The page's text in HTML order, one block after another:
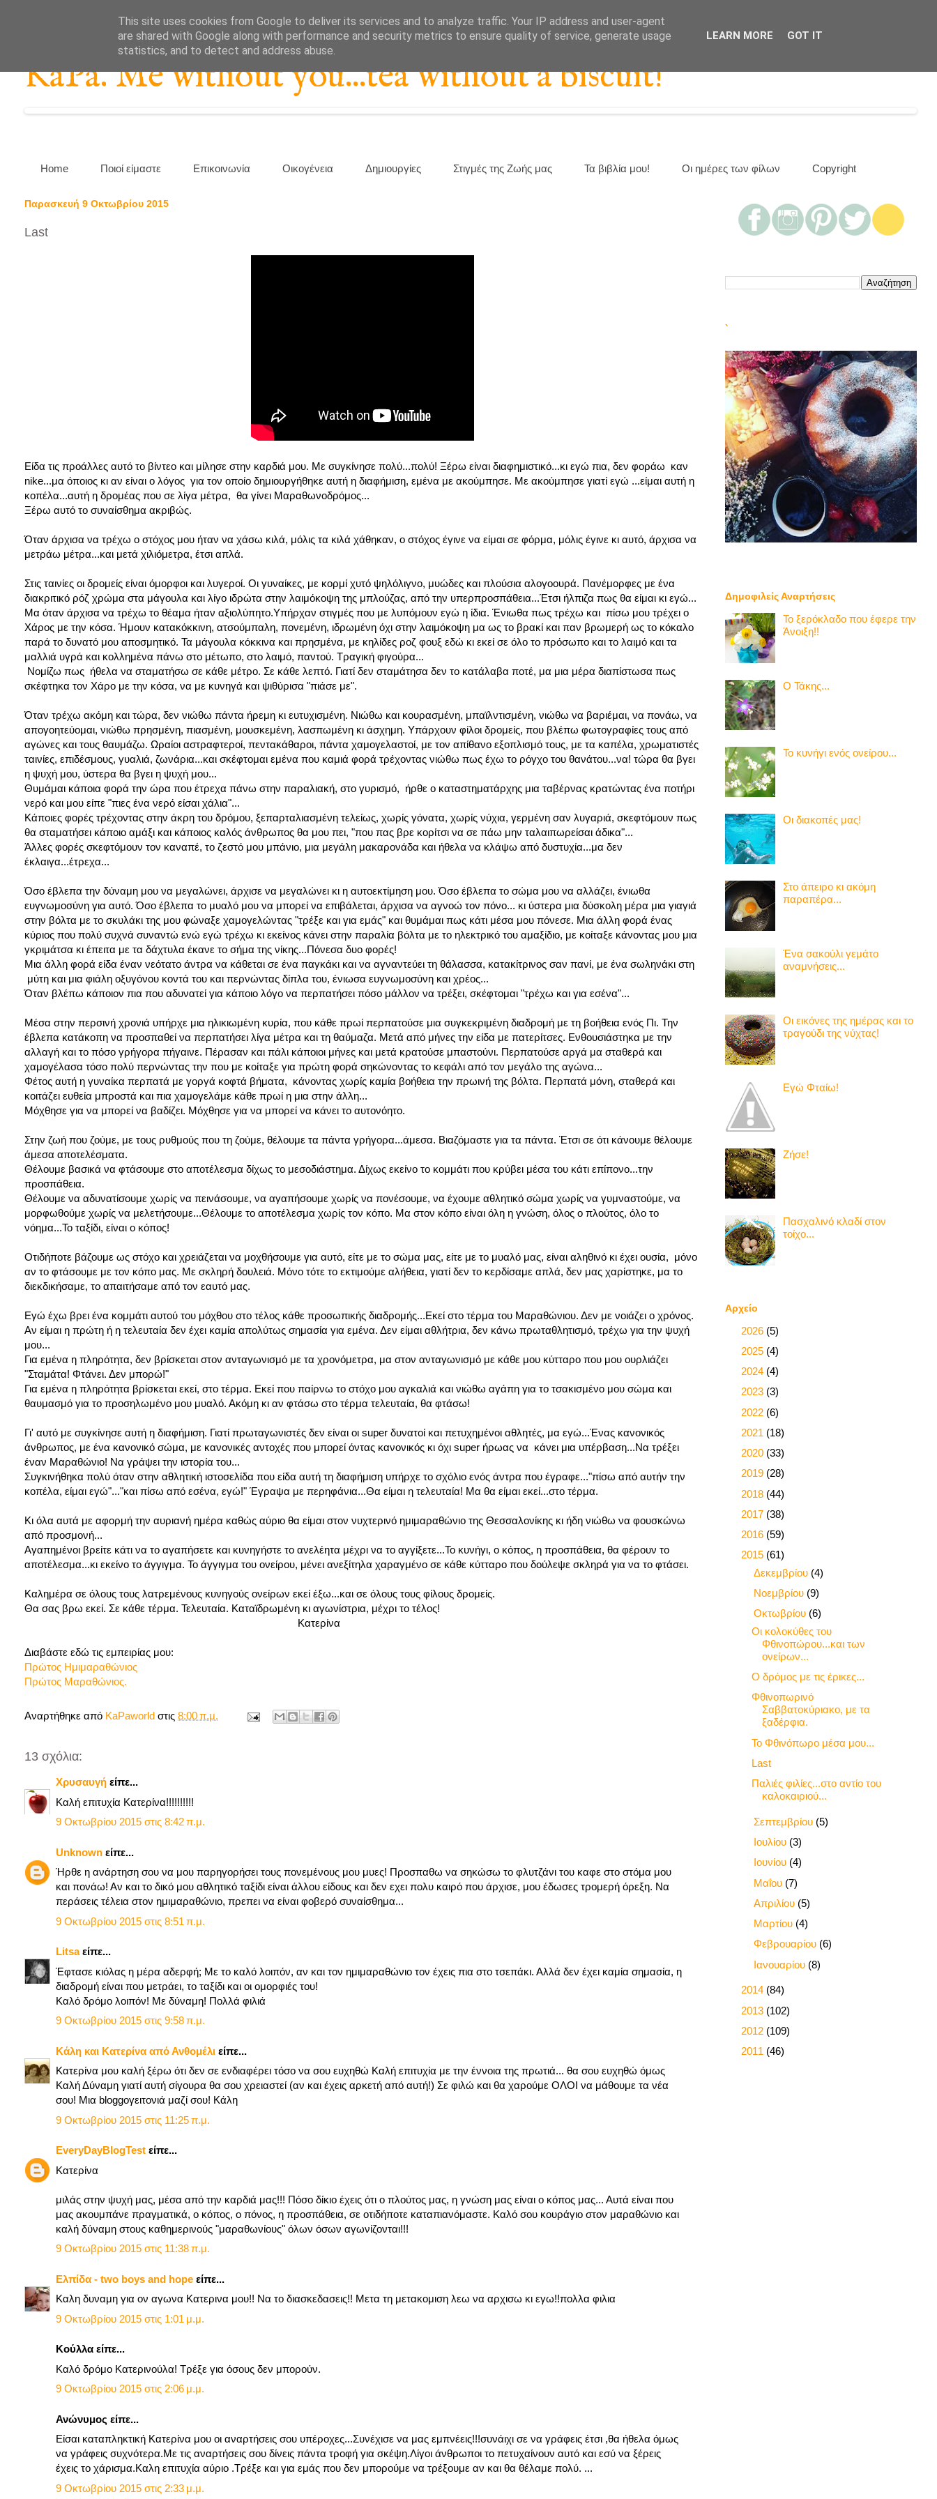
KaPa. Me without you...tea without a biscuit!
Home Ποιοί είμαστε Επικοινωνία Οικογένεια Δημιουργίες Στιγμές της Ζωής μας Τα βιβλία μου! Οι ημέρες των φίλων Copyright
Παρασκευή 9 Οκτωβρίου 2015
Last
Είδα τις προάλλες αυτό το βίντεο και μίλησε στην καρδιά μου. Με συγκίνησε πολύ...πολύ! Ξέρω είναι διαφημιστικό...κι εγώ πια, δεν φοράω καν
nike...μα όποιος κι αν είναι ο λόγος για τον οποίο δημιουργήθηκε αυτή η διαφήμιση, εμένα με ακούμπησε. Με ακούμπησε γιατί εγώ ...είμαι αυτή η
κοπέλα...αυτή η δρομέας που σε λίγα μέτρα, θα γίνει Μαραθωνοδρόμος...
Ξέρω αυτό το συναίσθημα ακριβώς.
Όταν άρχισα να τρέχω ο στόχος μου ήταν να χάσω κιλά, μόλις τα κιλά χάθηκαν, ο στόχος έγινε να είμαι σε φόρμα, μόλις έγινε κι αυτό, άρχισα να
μετράω μέτρα...και μετά χιλιόμετρα, έτσι απλά.
Στις ταινίες οι δρομείς είναι όμορφοι και λυγεροί. Οι γυναίκες, με κορμί χυτό ψηλόλιγνο, μυώδες και πλούσια αλογοουρά. Πανέμορφες με ένα
διακριτικό ρόζ χρώμα στα μάγουλα και λίγο ιδρώτα στην λαιμόκοψη της μπλούζας, από την υπερπροσπάθεια...Έτσι ήλπιζα πως θα είμαι κι εγώ...
Μα όταν άρχισα να τρέχω το θέαμα ήταν αξιολύπητο.Υπήρχαν στιγμές που με λυπόμουν εγώ η ίδια. Ένιωθα πως τρέχω και πίσω μου τρέχει ο
Χάρος με την κόσα. Ήμουν κατακόκκινη, ατσούμπαλη, πονεμένη, ιδρωμένη όχι στην λαιμόκοψη μα ως το βρακί και παν βρωμερή ως το κόκαλο
παρά το δυνατό μου αποσμητικό. Τα μάγουλα κόκκινα και πρησμένα, με κηλίδες ροζ φουξ εδώ κι εκεί σε όλο το πρόσωπο και το λαιμό και τα
μαλλιά υγρά και κολλημένα πάνω στο μέτωπο, στο λαιμό, παντού. Τραγική φιγούρα...
Νομίζω πως ήθελα να σταματήσω σε κάθε μέτρο. Σε κάθε λεπτό. Γιατί δεν σταμάτησα δεν το κατάλαβα ποτέ, μα μια μέρα διαπίστωσα πως
σκέφτηκα τον Χάρο με την κόσα, να με κυνηγά και ψιθύρισα "πιάσε με".
Όταν τρέχω ακόμη και τώρα, δεν νιώθω πάντα ήρεμη κι ευτυχισμένη. Νιώθω και κουρασμένη, μπαϊλντισμένη, νιώθω να βαριέμαι, να πονάω, να
απογοητεύομαι, νιώθω πρησμένη, πιασμένη, μουσκεμένη, λασπωμένη κι άσχημη. Υπάρχουν φίλοι δρομείς, που βλέπω φωτογραφίες τους από
αγώνες και τους θαυμάζω. Ωραίοι αστραφτεροί, πεντακάθαροι, πάντα χαμογελαστοί, με τον απίθανο εξοπλισμό τους, με τα καπέλα, χρωματιστές
ταινίες, επιδέσμους, γυαλιά, ζωνάρια...και σκέφτομαι εμένα που καμιά φορά τρέχοντας νιώθω πως έχω το ρόγχο του θανάτου...να! τώρα θα βγει
η ψυχή μου, ύστερα θα βγει η ψυχή μου...
Θυμάμαι κάποια φορά την ώρα που έτρεχα πάνω στην παραλιακή, στο γυρισμό, ήρθε ο καταστηματάρχης μια ταβέρνας κρατώντας ένα ποτήρι
νερό και μου είπε "πιες ένα νερό είσαι χάλια"...
Κάποιες φορές τρέχοντας στην άκρη του δρόμου, ξεπαρταλιασμένη τελείως, χωρίς γόνατα, χωρίς νύχια, γερμένη σαν λυγαριά, σκεφτόμουν πως
θα σταματήσει κάποιο αμάξι και κάποιος καλός άνθρωπος θα μου πει, "που πας βρε κορίτσι να σε πάω μην ταλαιπωρείσαι άδικα"...
Άλλες φορές σκεφτόμουν τον καναπέ, το ζεστό μου μπάνιο, μια μεγάλη μακαρονάδα και ήθελα να κλάψω από δυστυχία...μα δεν
έκλαιγα...έτρεχα...
Όσο έβλεπα την δύναμη μου να μεγαλώνει, άρχισε να μεγαλώνει κι η αυτοεκτίμηση μου. Όσο έβλεπα το σώμα μου να αλλάζει, ένιωθα
ευγνωμοσύνη για αυτό. Όσο έβλεπα το μυαλό μου να μπορεί να επιβάλεται, άρχισα να αγνοώ τον πόνο... κι ύστερα μια δύσκολη μέρα μια γιαγιά
στην βόλτα με το σκυλάκι της μου φώναξε χαμογελώντας "τρέξε και για εμάς" και θυμάμαι πως κάτι μέσα μου πόνεσε. Μια άλλη φορά ένας
κύριος που πολύ συχνά συναντώ ενώ εγώ τρέχω κι εκείνος κάνει στην παραλία βόλτα με το ηλεκτρικό του αμαξίδιο, με κοίταξε κάνοντας μου μια
γκριμάτσα κι έπειτα με τα δάχτυλα έκανε το σήμα της νίκης...Πόνεσα δυο φορές!
Μια άλλη φορά είδα έναν νεότατο άντρα να κάθεται σε ένα παγκάκι και να αγναντεύει τη θάλασσα, κατακίτρινος σαν πανί, με ένα σωληνάκι στη
μύτη και μια φιάλη οξυγόνου κοντά του και περνώντας δίπλα του, ένιωσα ευγνωμοσύνη και χρέος...
Όταν βλέπω κάποιον πια που αδυνατεί για κάποιο λόγο να περπατήσει πόσο μάλλον να τρέξει, σκέφτομαι "τρέχω και για εσένα"...
Μέσα στην περσινή χρονιά υπήρχε μια ηλικιωμένη κυρία, που κάθε πρωί περπατούσε μια συγκεκριμένη διαδρομή με τη βοήθεια ενός Πι. Την
έβλεπα κατάκοπη να προσπαθεί να περπατήσει λίγα μέτρα και τη θαύμαζα. Μετά από μήνες την είδα με πατερίτσες. Ενθουσιάστηκα με την
αλλαγή και το πόσο γρήγορα πήγαινε. Πέρασαν και πάλι κάποιοι μήνες και μετά κρατούσε μπαστούνι. Περπατούσε αργά μα σταθερά και
χαμογέλασα τόσο πολύ περνώντας την που με κοίταξε για πρώτη φορά σηκώνοντας το κεφάλι από τον μεγάλο της αγώνα...
Φέτος αυτή η γυναίκα περπατά με γοργά κοφτά βήματα, κάνοντας χωρίς καμία βοήθεια την πρωινή της βόλτα. Περπατά μόνη, σταθερά και
κοιτάζει ευθεία μπροστά και πια χαμογελάμε κάθε πρωί η μια στην άλλη...
Μόχθησε για να μπορεί να βαδίζει. Μόχθησε για να μπορεί να κάνει το αυτονόητο.
Στην ζωή που ζούμε, με τους ρυθμούς που τη ζούμε, θέλουμε τα πάντα γρήγορα...άμεσα. Βιαζόμαστε για τα πάντα. Έτσι σε ότι κάνουμε θέλουμε
άμεσα αποτελέσματα.
Θέλουμε βασικά να φτάσουμε στο αποτέλεσμα δίχως το μεσοδιάστημα. Δίχως εκείνο το κομμάτι που κρύβει μέσα του κάτι επίπονο...την
προσπάθεια.
Θέλουμε να αδυνατίσουμε χωρίς να πεινάσουμε, να αγαπήσουμε χωρίς να πονέσουμε, να έχουμε αθλητικό σώμα χωρίς να γυμναστούμε, να
μορφωθούμε χωρίς να μελετήσουμε...Θέλουμε το αποτέλεσμα χωρίς τον κόπο. Μα στον κόπο είναι όλη η γνώση, όλος ο πλούτος, όλο το
νόημα...Το ταξίδι, είναι ο κόπος!
Οτιδήποτε βάζουμε ως στόχο και χρειάζεται να μοχθήσουμε για αυτό, είτε με το σώμα μας, είτε με το μυαλό μας, είναι αληθινό κι έχει ουσία, μόνο
αν το φτάσουμε με τον κόπο μας. Με σκληρή δουλειά. Μόνο τότε το εκτιμούμε αλήθεια, γιατί δεν το κερδίσαμε απλά, δεν μας χαρίστηκε, μα το
διεκδικήσαμε, το απαιτήσαμε από τον εαυτό μας.
Εγώ έχω βρει ένα κομμάτι αυτού του μόχθου στο τέλος κάθε προσωπικής διαδρομής...Εκεί στο τέρμα του Μαραθώνιου. Δεν με νοιάζει ο χρόνος.
Αν είμαι η πρώτη ή η τελευταία δεν έχει καμία απολύτως σημασία για εμένα. Δεν είμαι αθλήτρια, δεν κάνω πρωταθλητισμό, τρέχω για την ψυχή
μου...
Για εμένα η πληρότητα, δεν βρίσκεται στον ανταγωνισμό με τα χρονόμετρα, μα στον ανταγωνισμό με κάθε μου κύτταρο που μου ουρλιάζει
"Σταμάτα! Φτάνει. Δεν μπορώ!"
Για εμένα η πληρότητα βρίσκεται εκεί, στο τέρμα. Εκεί που παίρνω το στόχο μου αγκαλιά και νιώθω αγάπη για το τσακισμένο μου σώμα και
θαυμασμό για το προσηλωμένο μου μυαλό. Ακόμη κι αν φτάσω στο τέρμα τελευταία, θα φτάσω!
Γι' αυτό με συγκίνησε αυτή η διαφήμιση. Γιατί πρωταγωνιστές δεν είναι οι super δυνατοί και πετυχημένοι αθλητές, μα εγώ...Ένας κανονικός
άνθρωπος, με ένα κανονικό σώμα, με κανονικές αντοχές που μπορεί όντας κανονικός κι όχι super ήρωας να κάνει μια υπέρβαση...Να τρέξει
έναν Μαραθώνιο! Να γράψει την ιστορία του...
Συγκινήθηκα πολύ όταν στην αθλητική ιστοσελίδα που είδα αυτή τη διαφήμιση υπήρχε το σχόλιο ενός άντρα που έγραφε..."πίσω από αυτήν την
κοπέλα, είμαι εγώ"..."και πίσω από εσένα, εγώ!" Έγραψα με περηφάνια...Θα είμαι η τελευταία! Μα θα είμαι εκεί...στο τέρμα.
Κι όλα αυτά με αφορμή την αυριανή ημέρα καθώς αύριο θα είμαι στον νυχτερινό ημιμαραθώνιο της Θεσσαλονίκης κι ήδη νιώθω να φουσκώνω
από προσμονή...
Αγαπημένοι βρείτε κάτι να το αγαπήσετε και κυνηγήστε το ανελέητα μέχρι να το αγγίξετε...Το κυνήγι, ο κόπος, η προσπάθεια, θα φέρουν το
αποτέλεσμα...κι εκείνο το άγγιγμα. Το άγγιγμα του ονείρου, μένει ανεξίτηλα χαραγμένο σε κάθε κύτταρο που δούλεψε σκληρά για να το φτάσει.
Καλημέρα σε όλους τους λατρεμένους κυνηγούς ονείρων εκεί έξω...και σε όλους τους φίλους δρομείς.
Θα σας βρω εκεί. Σε κάθε τέρμα. Τελευταία. Καταϊδρωμένη κι αγωνίστρια, μέχρι το τέλος!
Κατερίνα
Διαβάστε εδώ τις εμπειρίας μου:
Πρώτος Ημιμαραθώνιος
Πρώτος Μαραθώνιος.
Αναρτήθηκε από KaPaworld στις 8:00 π.μ.
13 σχόλια:
Χρυσαυγή είπε...
Καλή επιτυχία Κατερίνα!!!!!!!!!!
9 Οκτωβρίου 2015 στις 8:42 π.μ.
Unknown είπε...
Ήρθε η ανάρτηση σου να μου παρηγορήσει τους πονεμένους μου μυες! Προσπαθω να σηκώσω το φλυτζάνι του καφε στο στόμα μου
και πονάω! Αν και το δικό μου αθλητικό ταξίδι είναι άλλου είδους και δεν εχει πολυ καιρό που άρχισε, μου έδωσες τρομερή όρεξη. Να
περάσεις τέλεια στον ημιμαραθώνιο, πρεπει να είναι φοβερό συναίσθημα...
9 Οκτωβρίου 2015 στις 8:51 π.μ.
Litsaείπε...
Έφτασε κιόλας η μέρα αδερφή; Με το καλό λοιπόν, αν και τον ημιμαραθώνιο τον έχεις πια στο τσεπάκι. Αλλά δεν έχει καμία σημασία, η
διαδρομή είναι που μετράει, το ταξίδι και οι ομορφιές του!
Καλό δρόμο λοιπόν! Με δύναμη! Πολλά φιλιά
9 Οκτωβρίου 2015 στις 9:58 π.μ.
Κάλη και Κατερίνα από Ανθομέλι είπε...
Κατερίνα μου καλή ξέρω ότι δεν σε ενδιαφέρει τόσο να σου ευχηθώ Καλή επιτυχία με την έννοια της πρωτιά... θα σου ευχηθώ όμως
Καλή Δύναμη γιατί αυτή σίγουρα θα σου χρειαστεί (αν και έχεις αρκετή από αυτή!) Σε φιλώ και θα χαρούμε ΟΛΟΙ να μάθουμε τα νέα
σου! Μια bloggoγειτονιά μαζί σου! Κάλη
9 Οκτωβρίου 2015 στις 11:25 π.μ.
EveryDayBlogTest είπε...
Κατερίνα
μιλάς στην ψυχή μας, μέσα από την καρδιά μας!!! Πόσο δίκιο έχεις ότι ο πλούτος μας, η γνώση μας είναι ο κόπος μας... Αυτά είναι που
μας ακουμπάνε πραγματικά, ο κόπος, ο πόνος, η προσπάθεια, σε οτιδήποτε καταπιανόμαστε. Καλό σου κουράγιο στον μαραθώνιο και
καλή δύναμη στους καθημερινούς "μαραθωνίους" όλων όσων αγωνίζονται!!!
9 Οκτωβρίου 2015 στις 11:38 π.μ.
Ελπίδα - two boys and hope είπε...
Καλη δυναμη για ον αγωνα Κατερινα μου!! Να το διασκεδασεις!! Μετα τη μετακομιση λεω να αρχισω κι εγω!!πολλα φιλια
9 Οκτωβρίου 2015 στις 1:01 μ.μ.
Κούλλα είπε...
Καλό δρόμο Κατερινούλα! Τρέξε για όσους δεν μπορούν.
9 Οκτωβρίου 2015 στις 2:06 μ.μ.
Ανώνυμος είπε...
Είσαι καταπληκτική Κατερίνα μου οι αναρτήσεις σου υπέροχες...Συνέχισε να μας εμπνέεις!!!συνάιχι σε να γράφεις έτσι ,θα ήθελα όμως
να γράφεις συχνότερα.Με τις αναρτήσεις σου δίνεις πάντα τροφή για σκέψη.Λίγοι άνθρωποι το πετυχαίνουν αυτό και εσύ να ξέρεις
έχεις το χάρισμα.Καλη επιτυχία αύριο .Τρέξε και για εμάς που δεν μπορούμε να τρέξουμε αν και θα θέλαμε πολύ. ...
9 Οκτωβρίου 2015 στις 2:33 μ.μ.
`
Δημοφιλείς Αναρτήσεις
Το ξερόκλαδο που έφερε την
Άνοιξη!!
Ο Τάκης...
Το κυνήγι ενός ονείρου...
Οι διακοπές μας!
Στο άπειρο κι ακόμη
παραπέρα...
Ένα σακούλι γεμάτο
αναμνήσεις...
Οι εικόνες της ημέρας και το
τραγούδι της νύχτας!
Εγώ Φταίω!
Ζήσε!
Πασχαλινό κλαδί στον
τοίχο...
Αρχείο
2026 (5)
2025 (4)
2024 (4)
2023 (3)
2022 (6)
2021 (18)
2020 (33)
2019 (28)
2018 (44)
2017 (38)
2016 (59)
2015 (61)
Δεκεμβρίου (4)
Νοεμβρίου (9)
Οκτωβρίου (6)
Οι κολοκύθες του
Φθινοπώρου...και των
ονείρων...
Ο δρόμος με τις έρικες...
Φθινοπωρινό
Σαββατοκύριακο, με τα
ξαδέρφια.
Το Φθινόπωρο μέσα μου...
Last
Παλιές φιλίες...στο αντίο του
καλοκαιριού...
Σεπτεμβρίου (5)
Ιουλίου (3)
Ιουνίου (4)
Μαΐου (7)
Απριλίου (5)
Μαρτίου (4)
Φεβρουαρίου (6)
Ιανουαρίου (8)
2014 (84)
2013 (102)
2012 (109)
2011 (46)
This site uses cookies from Google to deliver its services and to analyze traffic. Your IP address and user-agent
are shared with Google along with performance and security metrics to ensure quality of service, generate usage
statistics, and to detect and address abuse.
LEARN MORE GOT IT